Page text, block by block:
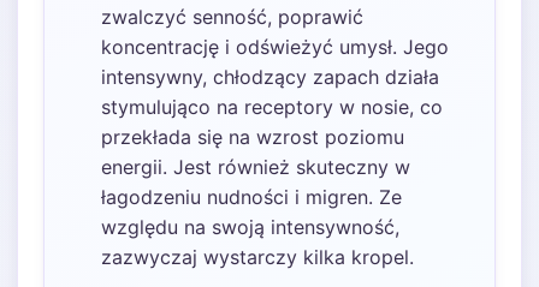
zwalczyć senność, poprawić
koncentrację i odświeżyć umysł. Jego
intensywny, chłodzący zapach działa
stymulująco na receptory w nosie, co
przekłada się na wzrost poziomu
energii. Jest również skuteczny w
łagodzeniu nudności i migren. Ze
względu na swoją intensywność,
zazwyczaj wystarczy kilka kropel.